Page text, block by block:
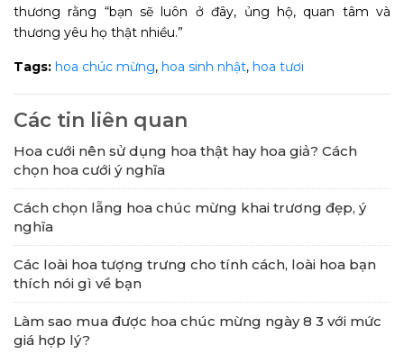
thương rằng “bạn sẽ luôn ở đây, ủng hộ, quan tâm và
thương yêu họ thật nhiều.”
Tags: hoa chúc mừng, hoa sinh nhật, hoa tươi
Các tin liên quan
Hoa cưới nên sử dụng hoa thật hay hoa giả? Cách
chọn hoa cưới ý nghĩa
Cách chọn lẵng hoa chúc mừng khai trương đẹp, ý
nghĩa
Các loài hoa tượng trưng cho tính cách, loài hoa bạn
thích nói gì về bạn
Làm sao mua được hoa chúc mừng ngày 8 3 với mức
giá hợp lý?